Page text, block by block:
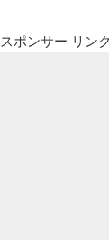
スポンサー リンク